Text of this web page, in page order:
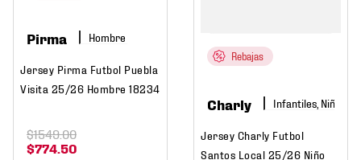
Pirma Hombre
Jersey Pirma Futbol Puebla
Visita 25/26 Hombre 18234
$774.50
$1549.00
Rebajas
Charly Infantiles, Niño
Jersey Charly Futbol
Santos Local 25/26 Niño